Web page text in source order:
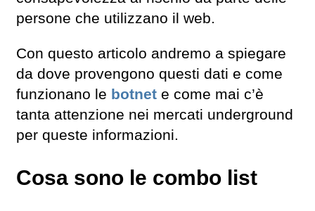
persone che utilizzano il web.
Con questo articolo andremo a spiegare
da dove provengono questi dati e come
funzionano le botnet e come mai c’è
tanta attenzione nei mercati underground
per queste informazioni.
Cosa sono le combo list